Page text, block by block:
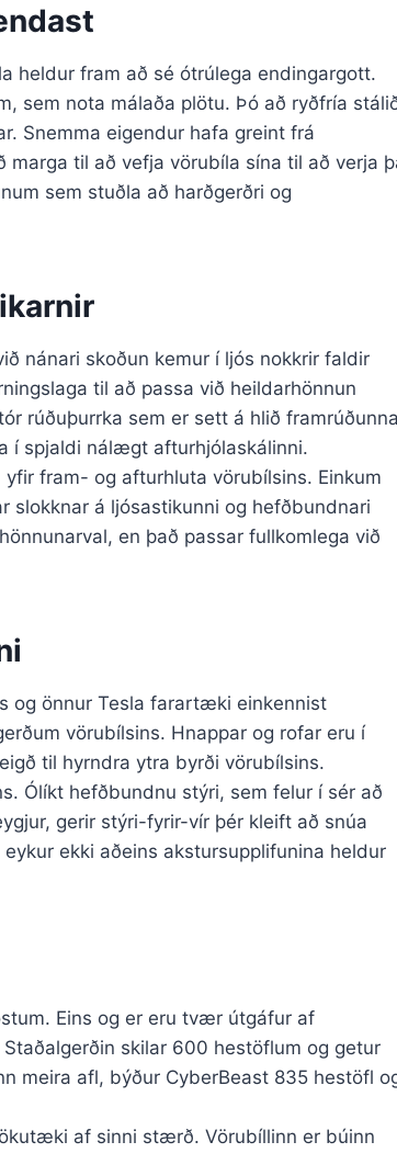
heldur fram að sé ótrúlega endingargott.
sem nota málaða plötu. Þó að ryðfría
Snemma eigendur hafa greint frá
til að vefja vörubíla sína til að verja
sem stuðla að harðgerðri og
nánari skoðun kemur í ljós nokkrir faldir
til að passa við heildarhönnun
rúðuþurrka sem er sett á hlið
í spjaldi nálægt afturhjólaskálinni.
fram- og afturhluta vörubílsins. Einkum
slokknar á ljósastikunni og hefðbundnari
en það passar fullkomlega við
og önnur Tesla farartæki einkennist
vörubílsins. Hnappar og rofar eru í
til hyrndra ytra byrði vörubílsins.
Ólíkt hefðbundnu stýri, sem felur í sér að
gerir stýri-fyrir-vír þér kleift að snúa
ekki aðeins akstursupplifunina heldur
Eins og er eru tvær útgáfur af
skilar 600 hestöflum og getur
meira afl, býður CyberBeast 835 hestöfl
af sinni stærð. Vörubíllinn er búinn